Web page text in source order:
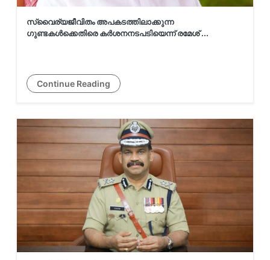
കിംഗ്ഡം പേജന്റ്...
സാമ്പത്തിക വിദഗ്ധരുടെ
കണക്കുകൂട്ടൽ തെറ്റിച്ചു;
കാനഡയിൽ വൻ തൊഴിൽ വർധന
സ്വൈര്യജീവിതം
അപകടത്തിലാക്കുന്ന
ഗുണ്ടകൾക്കെതിരെ
കർശനനടപടിയെന്ന് രമേശ് ...
സ്വൈര്യജീവിതം അപകടത്തിലാക്കുന്ന
ഗുണ്ടകൾക്കെതിരെ കർശനനടപടിയെന്ന് രമേശ് ...
Continue Reading